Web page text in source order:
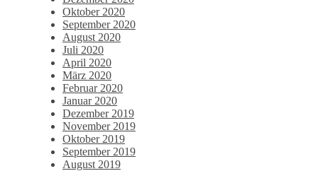
Oktober 2020
September 2020
August 2020
Juli 2020
April 2020
März 2020
Februar 2020
Januar 2020
Dezember 2019
November 2019
Oktober 2019
September 2019
August 2019